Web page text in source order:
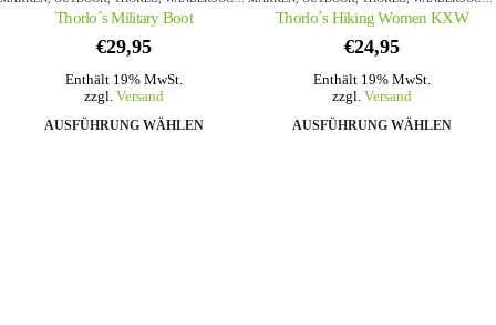
Thorlo´s Military Boot
€29,95
Enthält 19% MwSt.
zzgl. Versand
AUSFÜHRUNG WÄHLEN
Thorlo´s Hiking Women KXW
€24,95
Enthält 19% MwSt.
zzgl. Versand
AUSFÜHRUNG WÄHLEN